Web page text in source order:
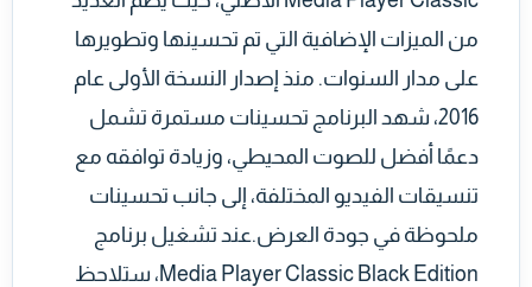
من الميزات الإضافية التي تم تحسينها وتطويرها
على مدار السنوات. منذ إصدار النسخة الأولى عام
2016، شهد البرنامج تحسينات مستمرة تشمل
دعمًا أفضل للصوت المحيطي، وزيادة توافقه مع
تنسيقات الفيديو المختلفة، إلى جانب تحسينات
ملحوظة في جودة العرض.عند تشغيل برنامج
Media Player Classic Black Edition، ستلاحظ